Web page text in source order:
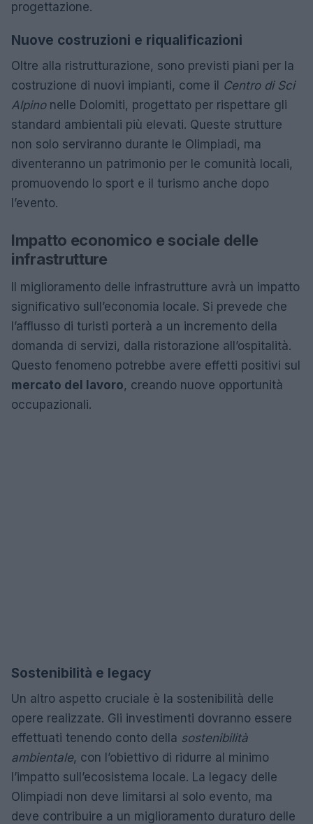
progettazione.
Nuove costruzioni e riqualificazioni
Oltre alla ristrutturazione, sono previsti piani per la
costruzione di nuovi impianti, come il Centro di Sci
Alpinonelle Dolomiti, progettato per rispettare gli
standard ambientali più elevati. Queste strutture
non solo serviranno durante le Olimpiadi, ma
diventeranno un patrimonio per le comunità locali,
promuovendo lo sport e il turismo anche dopo
l’evento.
Impatto economico e sociale delle
infrastrutture
Il miglioramento delle infrastrutture avrà un impatto
significativo sull’economia locale. Si prevede che
l’afflusso di turisti porterà a un incremento della
domanda di servizi, dalla ristorazione all’ospitalità.
Questo fenomeno potrebbe avere effetti positivi sul
mercato del lavoro, creando nuove opportunità
occupazionali.
Sostenibilità e legacy
Un altro aspetto cruciale è la sostenibilità delle
opere realizzate. Gli investimenti dovranno essere
effettuati tenendo conto della sostenibilità
ambientale, con l’obiettivo di ridurre al minimo
l’impatto sull’ecosistema locale. La legacy delle
Olimpiadi non deve limitarsi al solo evento, ma
deve contribuire a un miglioramento duraturo delle